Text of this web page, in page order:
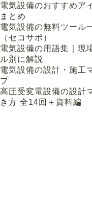
電気設備のおすすめア
まとめ
電気設備の無料ツール
（セコサポ）
電気設備の用語集｜現
ル別に解説
電気設備の設計・施工
プ
高圧受変電設備の設計
き方 全14回＋資料編